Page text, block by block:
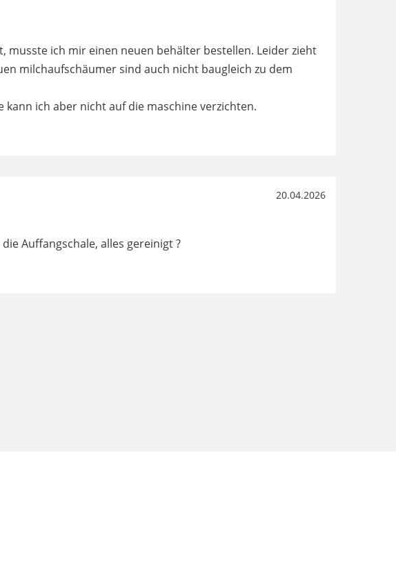
musste ich mir einen neuen behälter bestellen. Leider zieht
milchaufschäumer sind auch nicht baugleich zu dem
ich aber nicht auf die maschine verzichten.
20.04.2026
Auffangschale, alles gereinigt ?